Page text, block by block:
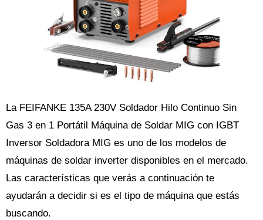
La FEIFANKE 135A 230V Soldador Hilo Continuo Sin
Gas 3 en 1 Portátil Máquina de Soldar MIG con IGBT
Inversor Soldadora MIG es uno de los modelos de
máquinas de soldar inverter disponibles en el mercado.
Las características que verás a continuación te
ayudarán a decidir si es el tipo de máquina que estás
buscando.